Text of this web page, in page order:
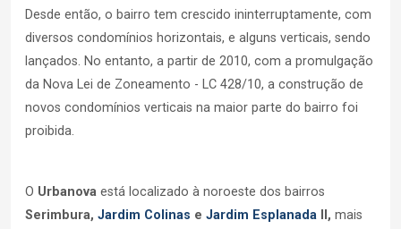
Desde então, o bairro tem crescido ininterruptamente, com
diversos condomínios horizontais, e alguns verticais, sendo
lançados. No entanto, a partir de 2010, com a promulgação
da Nova Lei de Zoneamento - LC 428/10, a construção de
novos condomínios verticais na maior parte do bairro foi
proibida.
O Urbanova está localizado à noroeste dos bairros
Serimbura, Jardim Colinas e Jardim Esplanada II, mais